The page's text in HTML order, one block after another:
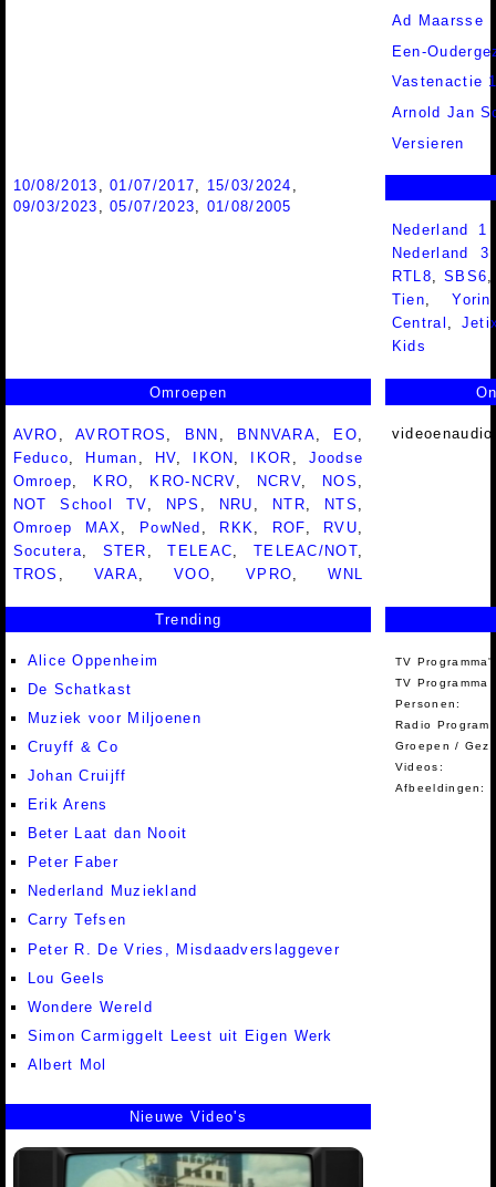
Ad Maarsse
Een-
Vastenactie
Arnold Jan
Versieren
10/08/2013 ,01/07/2017 15/03/2024
09/03/2023 ,05/07/2023
01/08/2005
Nederland
Nederland
RTL8,SBS6
Tien,Yorin
Central ,
Kids
Omroepen
AVRO ,AVROTROS BNN BNNVARA EO
Feduco
Human HV IKON IKOR
Joodse
Omroep
KRO KRO-NCRV NCRV NOS
NOT School TV
NPS NRU NTR NTS
Omroep MAX
PowNed RKK ROF RVU
Socutera
STER ,TELEAC TELEAC/NOT
TROS
VARA ,VOO ,VPRO ,WNL
Trending
Alice Oppenheim
De Schatkast
Muziek voor Miljoenen
Cruyff & Co
Johan Cruijff
Erik Arens
Beter Laat dan Nooit
Peter Faber
Nederland Muziekland
Carry Tefsen
Peter R. De Vries, Misdaadverslaggever
Lou Geels
Wondere Wereld
Simon Carmiggelt Leest uit Eigen Werk
Albert Mol
TV
TV Programma
Personen:
Radio
Groepen /
Videos:
Afbeeldingen:
Nieuwe Video's